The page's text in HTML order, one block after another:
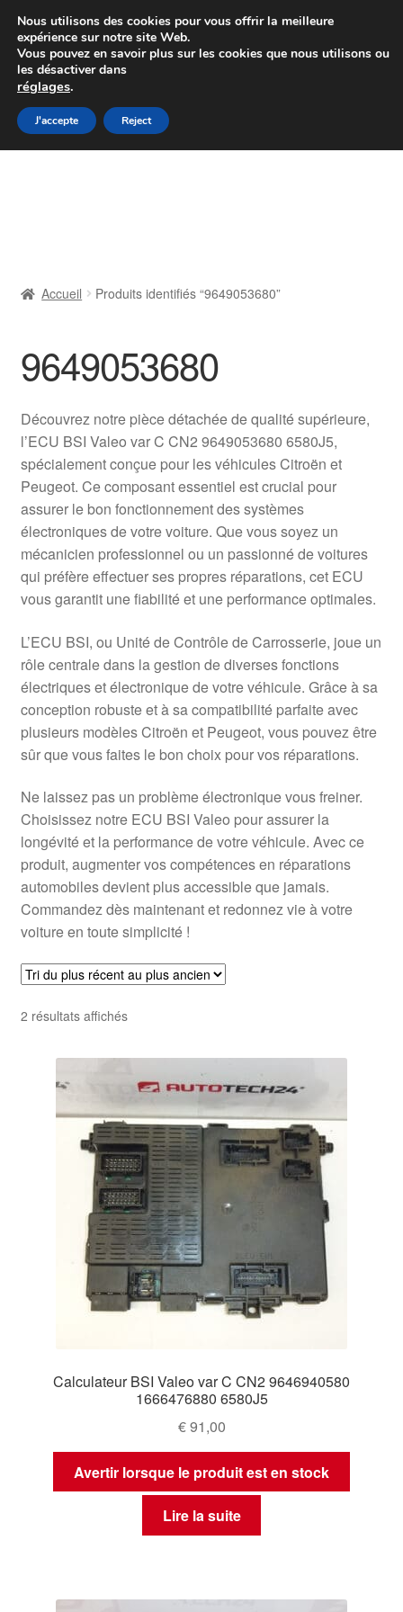
Colissimo livraison à partir de 7 EUR
Du lundi au vendredi de 9 h à 16 h
Aller
à
Aller
au
Livraison
Livraison internationale
Mon compte
Paiements
Panier
Plainte
Politique de confidentialité
Procédure de Réclamation
Termes et conditions
Accueil Produits identifiés “9649053680”
9649053680
Découvrez notre pièce détachée de qualité supérieure,
l’ECU BSI Valeo var C CN2 9649053680 6580J5,
spécialement conçue pour les véhicules Citroën et
Peugeot. Ce composant essentiel est crucial pour
assurer le bon fonctionnement des systèmes
électroniques de votre voiture. Que vous soyez un
mécanicien professionnel ou un passionné de voitures
qui préfère effectuer ses propres réparations, cet ECU
vous garantit une fiabilité et une performance optimales.
L’ECU BSI, ou Unité de Contrôle de Carrosserie, joue un
rôle centrale dans la gestion de diverses fonctions
électriques et électronique de votre véhicule. Grâce à sa
conception robuste et à sa compatibilité parfaite avec
plusieurs modèles Citroën et Peugeot, vous pouvez être
sûr que vous faites le bon choix pour vos réparations.
Ne laissez pas un problème électronique vous freiner.
Choisissez notre ECU BSI Valeo pour assurer la
longévité et la performance de votre véhicule. Avec ce
produit, augmenter vos compétences en réparations
automobiles devient plus accessible que jamais.
Commandez dès maintenant et redonnez vie à votre
voiture en toute simplicité !
2 résultats affichésTrié
plus
au
plus
ancien
Calculateur BSI Valeo var C CN2 9646940580
1666476880 6580J5
€91,00
Avertir lorsque le produit est en stock
Lire la suite
Nous utilisons des cookies pour vous offrir la meilleure
expérience sur notre site Web.
Vous pouvez en savoir plus sur les cookies que nous utilisons ou
les désactiver dans
réglages.
J'accepte Reject